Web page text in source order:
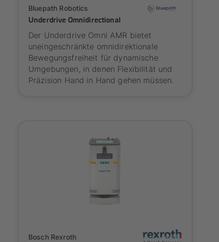
Bluepath Robotics
Underdrive Omnidirectional
Der Underdrive Omni AMR bietet
uneingeschränkte omnidirektionale
Bewegungsfreiheit für dynamische
Umgebungen, in denen Flexibilität und
Präzision Hand in Hand gehen müssen.
Bosch Rexroth